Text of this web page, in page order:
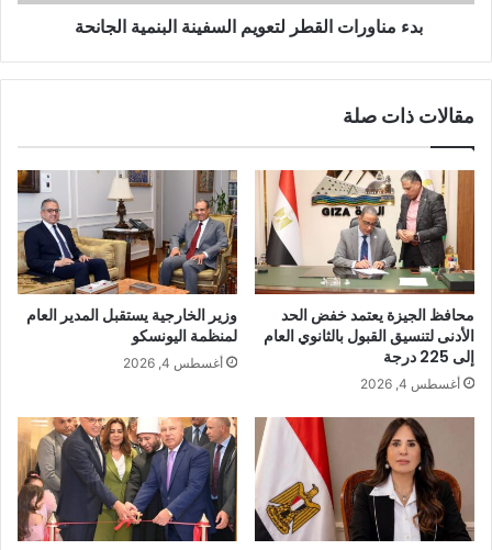
بدء مناورات القطر لتعويم السفينة البنمية الجانحة ‏
مقالات ذات صلة
محافظ الجيزة يعتمد خفض الحد
الأدنى لتنسيق القبول بالثانوي العام
إلى 225 درجة
أغسطس 4, 2026
وزير الخارجية يستقبل المدير العام
لمنظمة اليونسكو
أغسطس 4, 2026